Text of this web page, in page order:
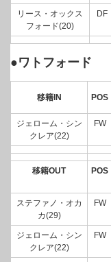
リース・オックス
フォード(20)
DF
●ワトフォード
移籍IN POS
ジェローム・シン
クレア(22)
FW
移籍OUT POS
ステファノ・オカ
カ(29)
FW
ジェローム・シン
クレア(22)
FW